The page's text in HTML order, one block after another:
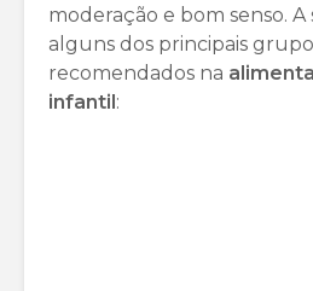
moderação e bom senso. A
alguns dos principais
recomendados na
infantil :